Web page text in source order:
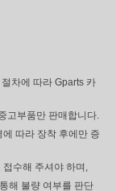
차에 따라 Gparts 카
고부품만 판매합니다.
따라 장착 후에만 증
수해 주셔야 하며,
해 불량 여부를 판단